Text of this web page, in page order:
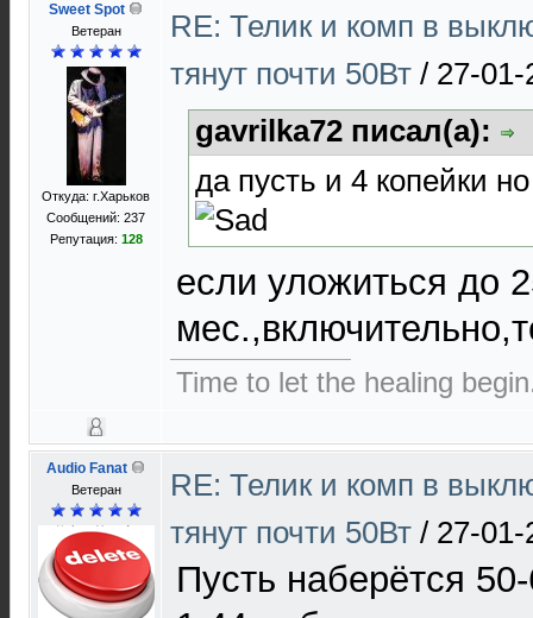
Sweet Spot
Ветеран
Откуда: г.Харьков
Сообщений: 237
Репутация: 128
RE: Телик и комп в
тянут почти 50Вт / 27-01-
gavrilka72 писал(а):
да пусть и 4 копейки
если уложиться до
Time to let the healing
Audio Fanat
Ветеран
RE: Телик и комп в
тянут почти 50Вт / 27-01-
Пусть наберётся